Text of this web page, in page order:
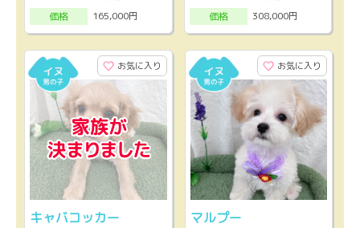
価格
165,000円
価格
308,000円
お気に入り
キャバコッカー
お気に入り
マルプー